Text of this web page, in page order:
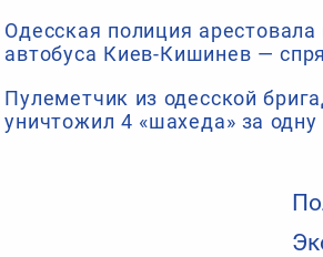
Одесская полиция арестовала
автобуса Киев-Кишинев —
Пулеметчик из одесской
уничтожил 4 «шахеда» за одну